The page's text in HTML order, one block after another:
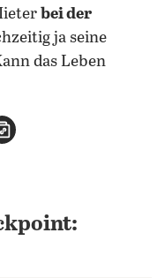
bei der
ja seine
das Leben
teilen
E-Mail teilen